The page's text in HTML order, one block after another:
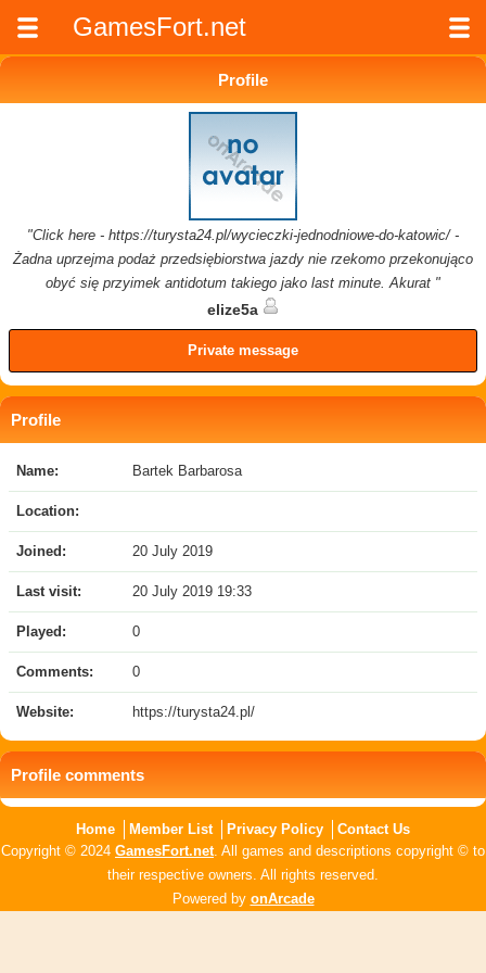
GamesFort.net
Profile
"Click here - https://turysta24.pl/wycieczki-jednodniowe-do-katowic/ -
Żadna uprzejma podaż przedsiębiorstwa jazdy nie rzekomo przekonująco
obyć się przyimek antidotum takiego jako last minute. Akurat "
elize5a
Private message
Profile
Name: Bartek Barbarosa
Location:
Joined: 20 July 2019
Last visit: 20 July 2019 19:33
Played: 0
Comments: 0
Website: https://turysta24.pl/
Profile comments
Home Member List Privacy Policy
Contact Us
Copyright © 2024 GamesFort.net. All games and descriptions copyright © to
their respective owners. All rights reserved.
Powered by onArcade